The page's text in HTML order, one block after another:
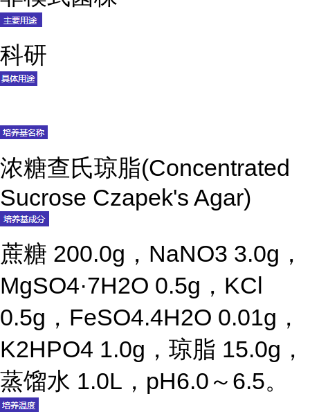
科研
浓糖查氏琼脂(Concentrated
Sucrose Czapek's Agar)
蔗糖 200.0g，NaNO3 3.0g，
MgSO4·7H2O 0.5g，KCl
0.5g，FeSO4.4H2O 0.01g，
K2HPO4 1.0g，琼脂 15.0g，
蒸馏水 1.0L，pH6.0～6.5。